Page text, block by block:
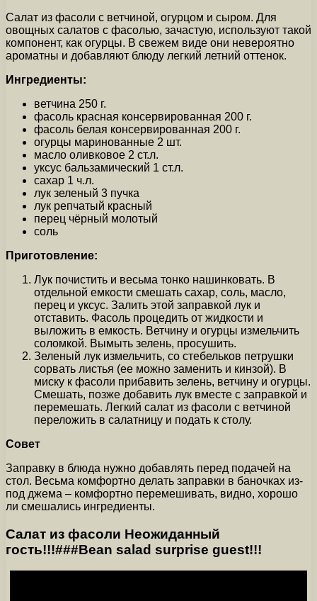
Салат из фасоли с ветчиной, огурцом и сыром. Для
овощных салатов с фасолью, зачастую, используют такой
компонент, как огурцы. В свежем виде они невероятно
ароматны и добавляют блюду легкий летний оттенок.
Ингредиенты:
ветчина 250 г.
фасоль красная консервированная 200 г.
фасоль белая консервированная 200 г.
огурцы маринованные 2 шт.
масло оливковое 2 ст.л.
уксус бальзамический 1 ст.л.
сахар 1 ч.л.
лук зеленый 3 пучка
лук репчатый красный
перец чёрный молотый
соль
Приготовление:
Лук почистить и весьма тонко нашинковать. В
отдельной емкости смешать сахар, соль, масло,
перец и уксус. Залить этой заправкой лук и
отставить. Фасоль процедить от жидкости и
выложить в емкость. Ветчину и огурцы измельчить
соломкой. Вымыть зелень, просушить.
Зеленый лук измельчить, со стебельков петрушки
сорвать листья (ее можно заменить и кинзой). В
миску к фасоли прибавить зелень, ветчину и огурцы.
Смешать, позже добавить лук вместе с заправкой и
перемешать. Легкий салат из фасоли с ветчиной
переложить в салатницу и подать к столу.
Совет
Заправку в блюда нужно добавлять перед подачей на
стол. Весьма комфортно делать заправки в баночках из-
под джема – комфортно перемешивать, видно, хорошо
ли смешались ингредиенты.
Салат из фасоли Неожиданный
гость!!!###Bean salad surprise guest!!!